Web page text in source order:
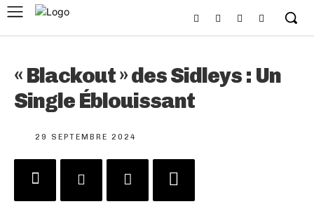
« Blackout » des Sidleys : Un
Single Éblouissant
29 SEPTEMBRE 2024